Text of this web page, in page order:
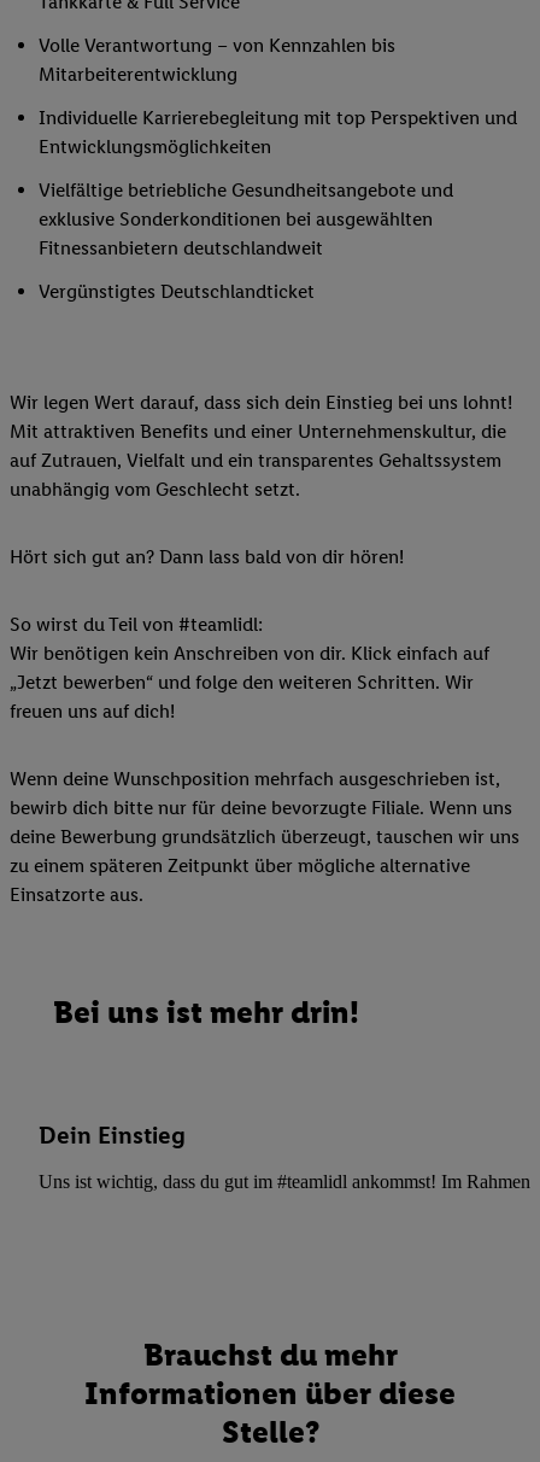
Volle Verantwortung – von Kennzahlen bis
Mitarbeiterentwicklung
Individuelle Karrierebegleitung mit top Perspektiven und
Entwicklungsmöglichkeiten
Vielfältige betriebliche Gesundheitsangebote und
exklusive Sonderkonditionen bei ausgewählten
Fitnessanbietern deutschlandweit
Vergünstigtes Deutschlandticket
Wir legen Wert darauf, dass sich dein Einstieg bei uns lohnt!
Mit attraktiven Benefits und einer Unternehmenskultur, die
auf Zutrauen, Vielfalt und ein transparentes Gehaltssystem
unabhängig vom Geschlecht setzt.
Hört sich gut an? Dann lass bald von dir hören!
So wirst du Teil von #teamlidl:
Wir benötigen kein Anschreiben von dir. Klick einfach auf
„Jetzt bewerben“ und folge den weiteren Schritten. Wir
freuen uns auf dich!
Wenn deine Wunschposition mehrfach ausgeschrieben ist,
bewirb dich bitte nur für deine bevorzugte Filiale. Wenn uns
deine Bewerbung grundsätzlich überzeugt, tauschen wir uns
zu einem späteren Zeitpunkt über mögliche alternative
Einsatzorte aus.
Bei uns ist mehr drin!
Dein Einstieg
Uns ist wichtig, dass du gut im #teamlidl ankommst! Im Rahmen
Brauchst du mehr
Informationen über diese
Stelle?